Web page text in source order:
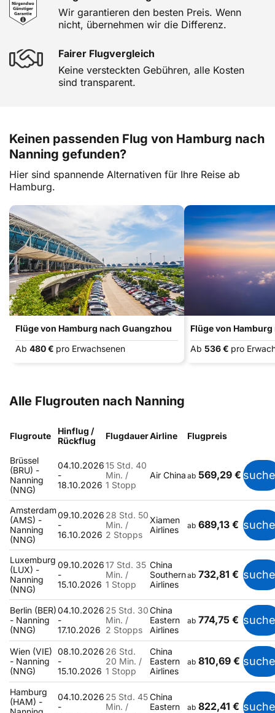
Wir garantieren den besten Preis. Wenn
nicht, übernehmen wir die Differenz.
Fairer Flugvergleich
Keine versteckten Gebühren, alle Kosten
sind transparent.
Keinen passenden Flug von Hamburg nach
Nanning gefunden?
Hier sind spannende Alternativen für Ihre Reise ab
Hamburg.
Flüge von Hamburg nach Guangzhou
Ab 480 € pro Erwachsenen
Flüge von
Ab 536 € pro
Alle Flugrouten nach Nanning
Flugroute
Hinflug /
Rückflug
FlugdauerAirline Flugpreis
Brüssel
(BRU) -
Nanning
(NNG)
04.10.2026
-
18.10.2026
15 Std. 40
Min. /
1 Stopp
Air China ab 569,29 €
Amsterdam
(AMS) -
Nanning
(NNG)
09.10.2026
-
16.10.2026
28 Std. 50
Min. /
2 Stopps
Xiamen
Airlines
ab 689,13 €
Luxemburg
(LUX) -
Nanning
(NNG)
09.10.2026
-
15.10.2026
17 Std. 35
Min. /
1 Stopp
China
Southern
Airlines
ab 732,81 €
Berlin (BER)
- Nanning
(NNG)
04.10.2026
-
17.10.2026
25 Std. 30
Min. /
2 Stopps
China
Eastern
Airlines
ab 774,75 €
Wien (VIE)
- Nanning
(NNG)
08.10.2026
-
15.10.2026
26 Std.
20 Min. /
1 Stopp
China
Eastern
Airlines
ab 810,69 €
Hamburg
(HAM) -
04.10.2026
-
25 Std. 45
Min. /
China
Eastern
ab 822,41 €